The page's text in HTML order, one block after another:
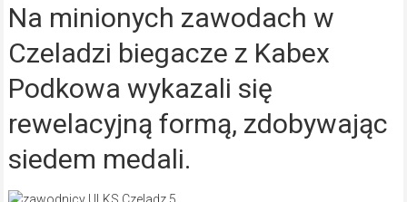
Na minionych zawodach w
Czeladzi biegacze z Kabex
Podkowa wykazali się
rewelacyjną formą, zdobywając
siedem medali.